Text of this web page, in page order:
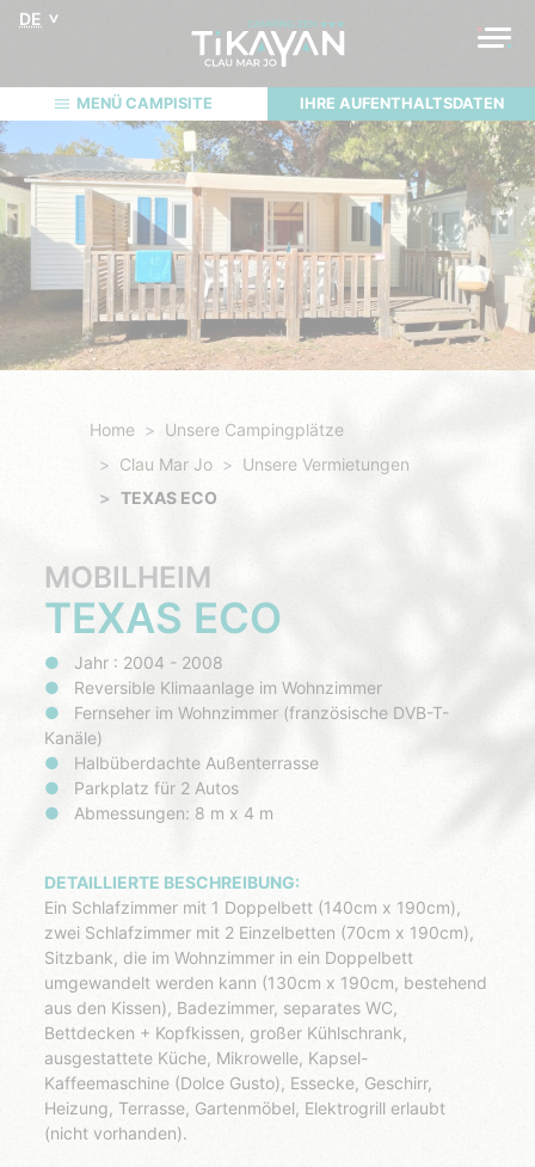
DE
MENÜ CAMPISITE IHRE AUFENTHALTSDATEN
Home
Unsere Campingplätze
Clau Mar Jo
Unsere Vermietungen
TEXAS ECO
MOBILHEIM
TEXAS ECO
Jahr : 2004 - 2008
Reversible Klimaanlage im Wohnzimmer
Fernseher im Wohnzimmer (französische DVB-T-
Kanäle)
Halbüberdachte Außenterrasse
Parkplatz für 2 Autos
Abmessungen: 8 m x 4 m
DETAILLIERTE BESCHREIBUNG:
Ein Schlafzimmer mit 1 Doppelbett (140cm x 190cm),
zwei Schlafzimmer mit 2 Einzelbetten (70cm x 190cm),
Sitzbank, die im Wohnzimmer in ein Doppelbett
umgewandelt werden kann (130cm x 190cm, bestehend
aus den Kissen), Badezimmer, separates WC,
Bettdecken + Kopfkissen, großer Kühlschrank,
ausgestattete Küche, Mikrowelle, Kapsel-
Kaffeemaschine (Dolce Gusto), Essecke, Geschirr,
Heizung, Terrasse, Gartenmöbel, Elektrogrill erlaubt
(nicht vorhanden).